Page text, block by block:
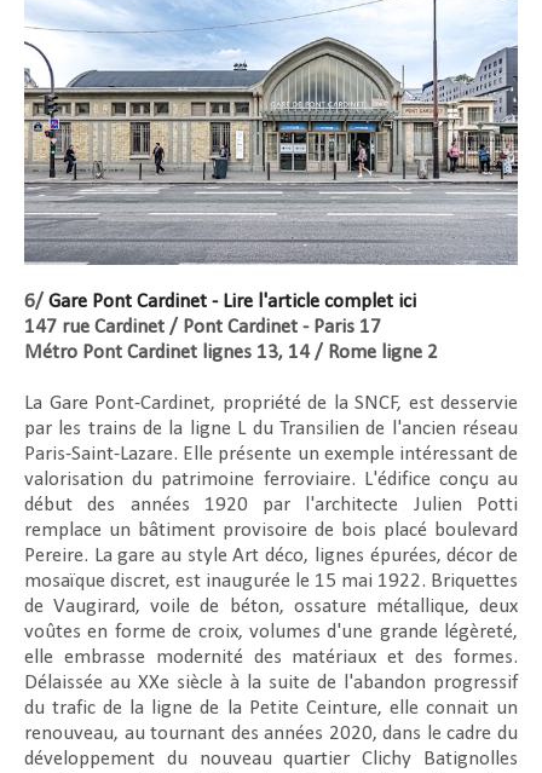
6/ Gare Pont Cardinet - Lire l'article complet ici
147 rue Cardinet / Pont Cardinet - Paris 17
Métro Pont Cardinet lignes 13, 14 / Rome ligne 2
La Gare Pont-Cardinet, propriété de la SNCF, est desservie
par les trains de la ligne L du Transilien de l'ancien réseau
Paris-Saint-Lazare. Elle présente un exemple intéressant de
valorisation du patrimoine ferroviaire. L'édifice conçu au
début des années 1920 par l'architecte Julien Potti
remplace un bâtiment provisoire de bois placé boulevard
Pereire. La gare au style Art déco, lignes épurées, décor de
mosaïque discret, est inaugurée le 15 mai 1922. Briquettes
de Vaugirard, voile de béton, ossature métallique, deux
voûtes en forme de croix, volumes d'une grande légèreté,
elle embrasse modernité des matériaux et des formes.
Délaissée au XXe siècle à la suite de l'abandon progressif
du trafic de la ligne de la Petite Ceinture, elle connait un
renouveau, au tournant des années 2020, dans le cadre du
développement du nouveau quartier Clichy Batignolles